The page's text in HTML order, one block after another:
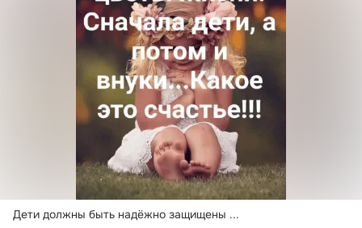
Дети должны быть надёжно защищены ...